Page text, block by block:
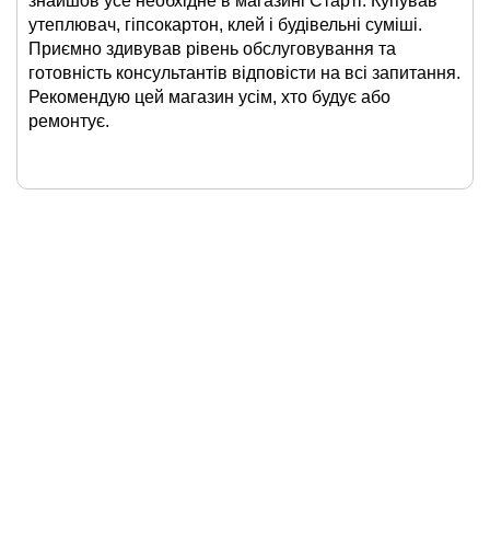
утеплювач, гіпсокартон, клей і будівельні суміші.
Приємно здивував рівень обслуговування та
готовність консультантів відповісти на всі запитання.
Рекомендую цей магазин усім, хто будує або
ремонтує.